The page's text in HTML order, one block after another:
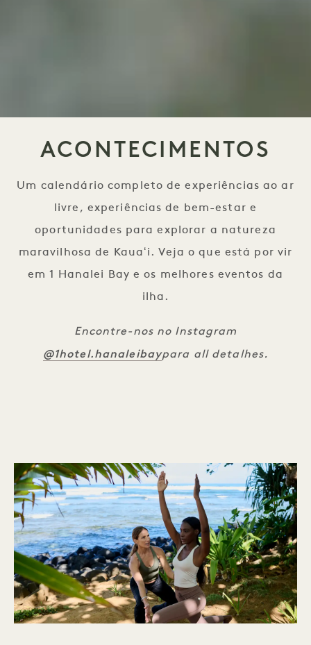
ACONTECIMENTOS
Um calendário completo de experiências ao ar
livre, experiências de bem-estar e
oportunidades para explorar a natureza
maravilhosa de Kauaʻi. Veja o que está por vir
em 1 Hanalei Bay e os melhores eventos da
ilha.
Encontre-nos no Instagram
@1hotel.hanaleibaypara all detalhes.